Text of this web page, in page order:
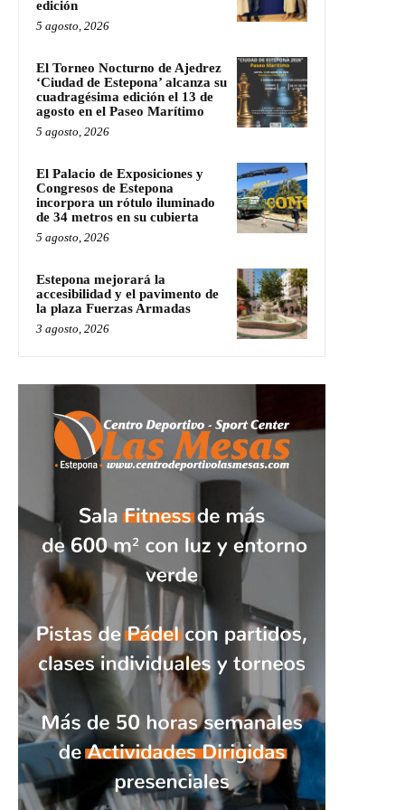
edición
5 agosto, 2026
El Torneo Nocturno de Ajedrez
‘Ciudad de Estepona’ alcanza su
cuadragésima edición el 13 de
agosto en el Paseo Marítimo
5 agosto, 2026
El Palacio de Exposiciones y
Congresos de Estepona
incorpora un rótulo iluminado
de 34 metros en su cubierta
5 agosto, 2026
Estepona mejorará la
accesibilidad y el pavimento de
la plaza Fuerzas Armadas
3 agosto, 2026